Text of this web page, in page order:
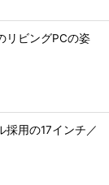
リビングPCの姿
採用の17インチ／